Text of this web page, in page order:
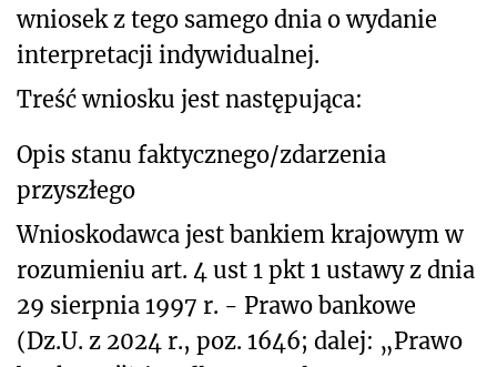
wniosek z tego samego dnia o wydanie
interpretacji indywidualnej.
Treść wniosku jest następująca:
Opis stanu faktycznego/zdarzenia
przyszłego
Wnioskodawca jest bankiem krajowym w
rozumieniu art. 4 ust 1 pkt 1 ustawy z dnia
29 sierpnia 1997 r. - Prawo bankowe
(Dz.U. z 2024 r., poz. 1646; dalej: „Prawo